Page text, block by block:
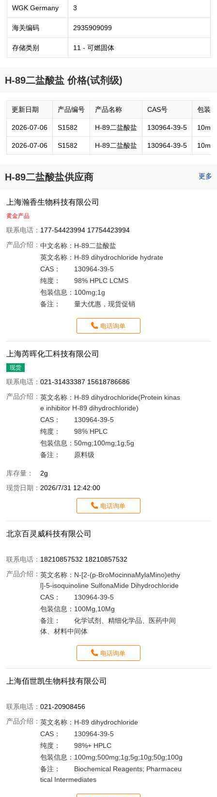
WGK Germany 3
海关编码 2935909099
存储类别 11 - 可燃固体
H-89二盐酸盐 价格(试剂级)
更新日期 产品编号 产品名称 CAS号 包装
2026-07-06 S1582 H-89二盐酸盐 130964-39-5 10mg
2026-07-06 S1582 H-89二盐酸盐 130964-39-5
H-89二盐酸盐供应商 更多
上海瀚香生物科技有限公司
黄金产品
联系电话： 177-54423994 17754423994
产品介绍：中文名称： H-89二盐酸盐
英文名称： H-89 dihydrochloride hydrate
CAS：
130964-39-5
纯度：
98% HPLC LCMS
包装信息： 100mg;1g
备注：
量大优惠，现货促销
电话询单
上海芮晖化工科技有限公司
现货
联系电话：021-31433387 15618786686
产品介绍：英文名称： H-89 dihydrochloride(Protein kinas
e inhibitor H-89 dihydrochloride)
CAS：
130964-39-5
纯度：
98% HPLC
包装信息：50mg;100mg;1g;5g
备注：
原料级
库存量：
2g
现货日期： 2026/7/31 12:42:00
电话询单
北京百灵威科技有限公司
联系电话： 18210857532 18210857532
产品介绍：英文名称： N-[2-(p-BroMocinnaMylaMino)ethy
l]-5-isoquinoline SulfonaMide Dihydrochloride
CAS：
130964-39-5
包装信息： 100Mg,10Mg
备注：
化学试剂、精细化学品、医药中间
体、材料中间体
电话询单
上海佰世凯生物科技有限公司
联系电话：021-20908456
产品介绍：英文名称： H-89 dihydrochloride
CAS：
130964-39-5
纯度：
98%+ HPLC
包装信息： 100mg;500mg;1g;5g;10g;50g;100g
备注：
Biochemical Reagents; Pharmaceu
tical Intermediates